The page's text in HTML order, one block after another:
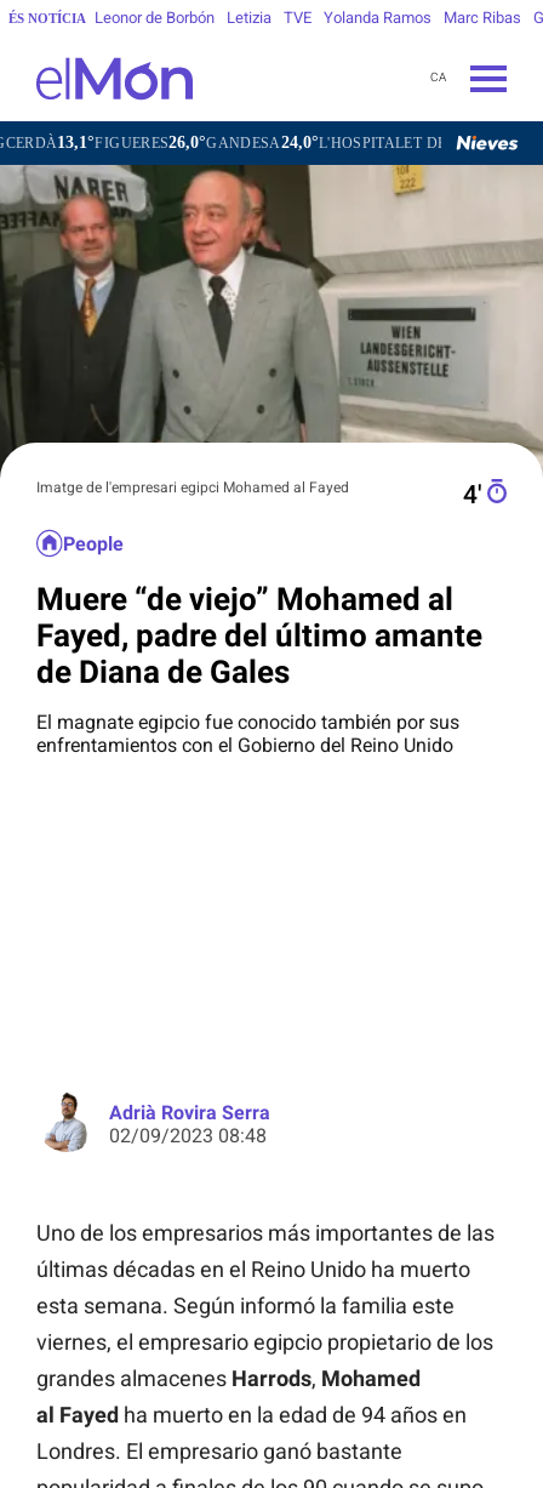
ÉS NOTÍCIA Leonor de Borbón Letizia TVE Yolanda Ramos Marc Ribas
CA
26,0°GANDESA24,0°L'HOSPITALET DE LLOBREGAT 24,9°SANT
Imatge de l'empresari egipci Mohamed al Fayed 4′
People
Muere “de viejo” Mohamed al
Fayed, padre del último amante
de Diana de Gales
El magnate egipcio fue conocido también por sus
enfrentamientos con el Gobierno del Reino Unido
Adrià Rovira Serra
02/09/2023 08:48
Uno de los empresarios más importantes de las
últimas décadas en el Reino Unido ha muerto
esta semana. Según informó la familia este
viernes, el empresario egipcio propietario de los
grandes almacenes Harrods, Mohamed
al Fayed ha muerto en la edad de 94 años en
Londres. El empresario ganó bastante